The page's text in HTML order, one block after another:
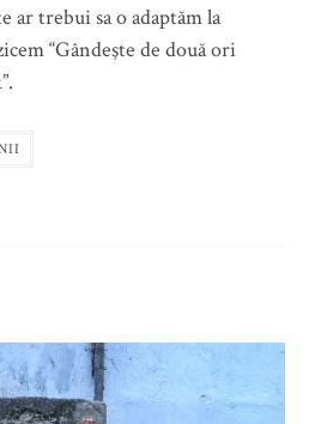
ar trebui sa o adaptăm la
“Gândeşte de două ori